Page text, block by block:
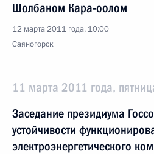
Шолбаном Кара-оолом
12 марта 2011 года, 10:00
Саяногорск
11 марта 2011 года,
Заседание президиума
устойчивости
электроэнергетического